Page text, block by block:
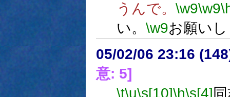
うんで。 \w9\w9
い。 \w9お願い
05/02/06 23:16
意: 5]
\t\u\s[10]\h\s[4]